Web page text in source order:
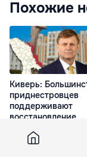
Похожие
Киверь:
приднестровцев
поддерживают
восстановление
15 Июл. 17:44